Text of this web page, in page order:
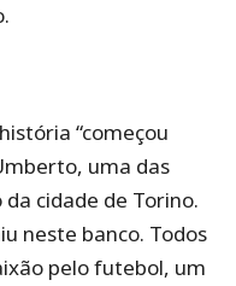
“começou
uma das
cidade de Torino.
neste banco. Todos
pelo futebol, um